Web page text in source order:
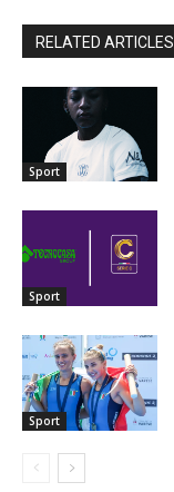
RELATED ARTICLES
Sport
Sport
Sport